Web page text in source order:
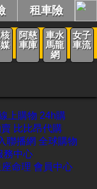
租車險
阿慈
車庫
車水
馬龍
網
女子
車流
上購物 24h購
比比昂代購
聯播網 全球購物
務中心
命理 會員中心